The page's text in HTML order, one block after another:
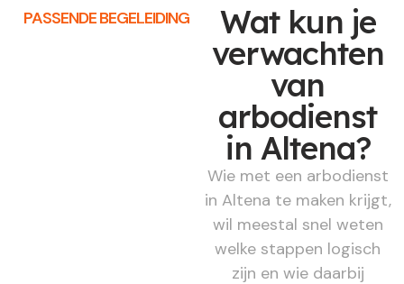
PASSENDE BEGELEIDING Wat kun je
verwachten
van
arbodienst
in Altena?
Wie met een arbodienst
in Altena te maken krijgt,
wil meestal snel weten
welke stappen logisch
zijn en wie daarbij